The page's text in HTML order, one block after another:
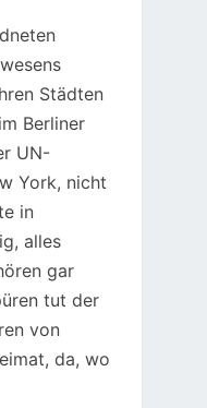
Städten
Berliner
UN-
York, nicht
in
alles
gar
tut der
von
da, wo